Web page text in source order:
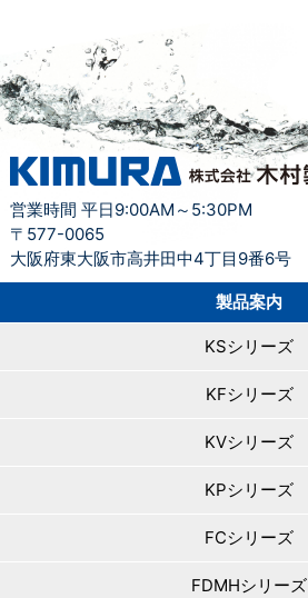
営業時間 平日9:00AM～5:30PM
〒577-0065
大阪府東大阪市高井田中4丁目9番6号
製品案内
KSシリーズ
KFシリーズ
KVシリーズ
KPシリーズ
FCシリーズ
FDMHシリーズ